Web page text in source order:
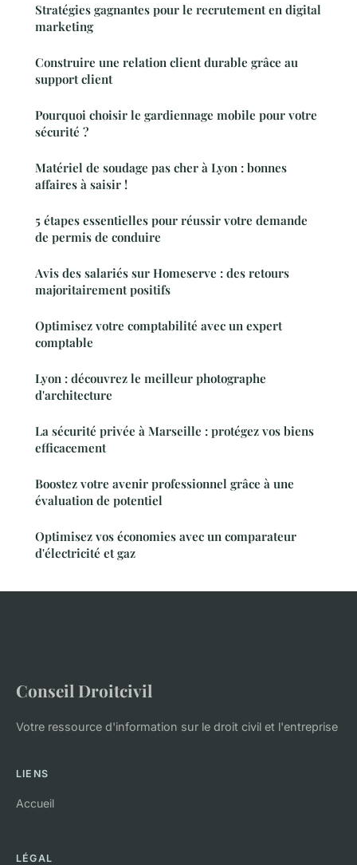
Stratégies gagnantes pour le recrutement en digital
marketing
Construire une relation client durable grâce au
support client
Pourquoi choisir le gardiennage mobile pour votre
sécurité ?
Matériel de soudage pas cher à Lyon : bonnes
affaires à saisir !
5 étapes essentielles pour réussir votre demande
de permis de conduire
Avis des salariés sur Homeserve : des retours
majoritairement positifs
Optimisez votre comptabilité avec un expert
comptable
Lyon : découvrez le meilleur photographe
d'architecture
La sécurité privée à Marseille : protégez vos biens
efficacement
Boostez votre avenir professionnel grâce à une
évaluation de potentiel
Optimisez vos économies avec un comparateur
d'électricité et gaz
Conseil Droitcivil
Votre ressource d'information sur le droit civil et l'entreprise
LIENS
Accueil
LÉGAL